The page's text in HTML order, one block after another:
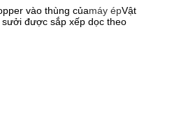
vào thùng củamáy épVật
được sắp xếp dọc theo